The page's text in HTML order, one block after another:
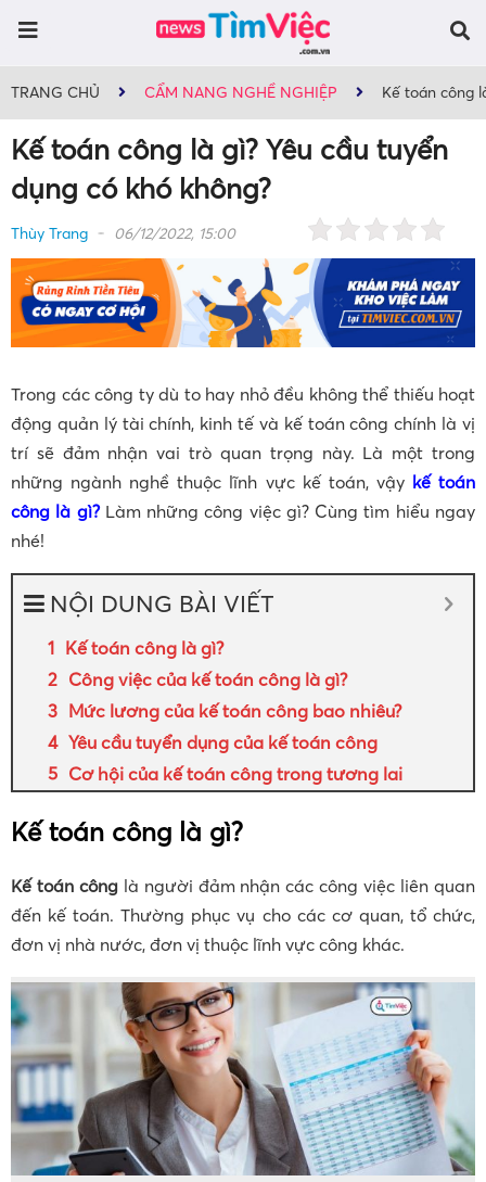
TRANG CHỦ CẨM NANG NGHỀ NGHIỆP Kế toán công
Kế toán công là gì? Yêu cầu tuyển
dụng có khó không?
Thùy Trang 06/12/2022, 15:00
Trong các công ty dù to hay nhỏ đều không thể thiếu hoạt
động quản lý tài chính, kinh tế và kế toán công chính là vị
trí sẽ đảm nhận vai trò quan trọng này. Là một trong
những ngành nghề thuộc lĩnh vực kế toán, vậykế toán
công là gì?Làm những công việc gì? Cùng tìm hiểu ngay
nhé!
NỘI DUNG BÀI VIẾT
Kế toán công là gì?
Công việc của kế toán công là gì?
Mức lương của kế toán công bao nhiêu?
Yêu cầu tuyển dụng của kế toán công
Cơ hội của kế toán công trong tương lai
Kế toán công là gì?
Kế toán cônglà người đảm nhận các công việc liên quan
đến kế toán. Thường phục vụ cho các cơ quan, tổ chức,
đơn vị nhà nước, đơn vị thuộc lĩnh vực công khác.